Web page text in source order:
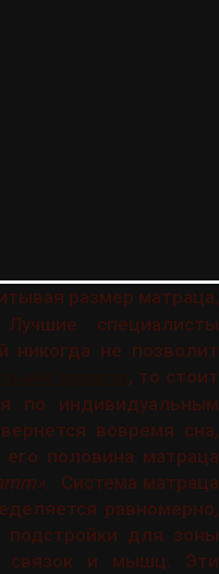
размер матраца,
специалисты
не позволит
, то стоит
по индивидуальным
вовремя сна,
половина матраца
. Система матраца
равномерно,
подстройки для зоны
связок и мышц. Эти